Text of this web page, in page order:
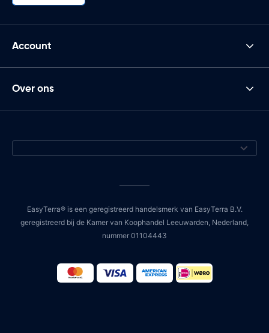
Account
Over ons
EasyTerra® is een geregistreerd handelsmerk van EasyTerra B.V.
geregistreerd bij de Kamer van Koophandel Leeuwarden, Nederland,
nummer 01104443